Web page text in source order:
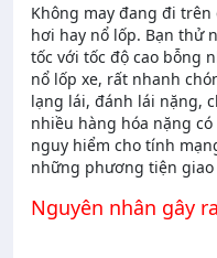
Không may đang đi
hơi hay nổ lốp. Bạn thử
tốc với tốc độ cao bỗng
nổ lốp xe, rất nhanh
lạng lái, đánh lái nặng,
nhiều hàng hóa nặng
nguy hiểm cho tính
những phương tiện
Nguyên nhân gây